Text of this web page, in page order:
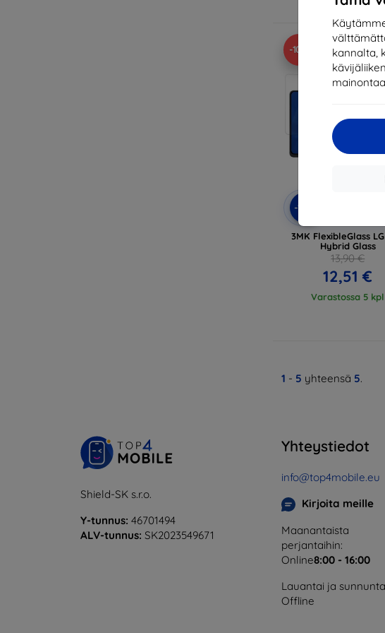
kannalta,
Varastossa > 5
-10%
-10%
3MK FlexibleGlass
Hybrid Glass
13,90 €
12,51 €
Varastossa 5 kpl
1 - 5 yhteensä 5.
Shield-SK s.r.o.
Y-tunnus: 46701494
ALV-tunnus: SK2023549671
Yhteystiedot
info@top4mobile.eu
Kirjoita meille
Maanantaista
perjantaihin:
Online8:00 - 16:00
Lauantai ja
Offline